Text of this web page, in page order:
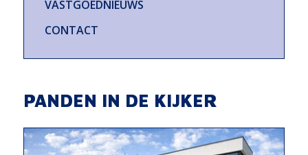
VASTGOEDNIEUWS
CONTACT
PANDEN IN DE KIJKER